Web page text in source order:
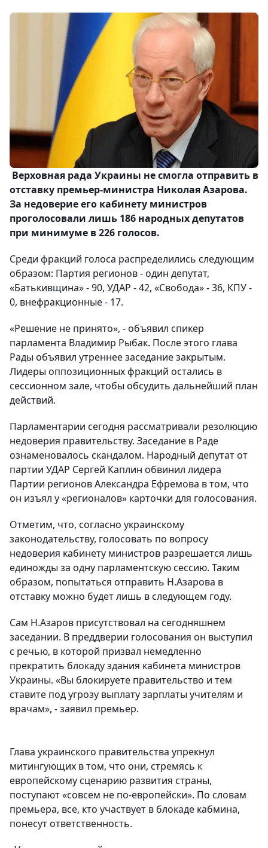
Верховная рада Украины не смогла отправить в
отставку премьер-министра Николая Азарова.
За недоверие его кабинету министров
проголосовали лишь 186 народных депутатов
при минимуме в 226 голосов.
Среди фракций голоса распределились следующим
образом: Партия регионов - один депутат,
«Батькивщина» - 90, УДАР - 42, «Свобода» - 36, КПУ -
0, внефракционные - 17.
«Решение не принято», - объявил спикер
парламента Владимир Рыбак. После этого глава
Рады объявил утреннее заседание закрытым.
Лидеры оппозиционных фракций остались в
сессионном зале, чтобы обсудить дальнейший план
действий.
Парламентарии сегодня рассматривали резолюцию
недоверия правительству. Заседание в Раде
ознаменовалось скандалом. Народный депутат от
партии УДАР Сергей Каплин обвинил лидера
Партии регионов Александра Ефремова в том, что
он изъял у «регионалов» карточки для голосования.
Отметим, что, согласно украинскому
законодательству, голосовать по вопросу
недоверия кабинету министров разрешается лишь
единожды за одну парламентскую сессию. Таким
образом, попытаться отправить Н.Азарова в
отставку можно будет лишь в следующем году.
Сам Н.Азаров присутствовал на сегодняшнем
заседании. В преддверии голосования он выступил
с речью, в которой призвал немедленно
прекратить блокаду здания кабинета министров
Украины. «Вы блокируете правительство и тем
ставите под угрозу выплату зарплаты учителям и
врачам», - заявил премьер.
Глава украинского правительства упрекнул
митингующих в том, что они, стремясь к
европейскому сценарию развития страны,
поступают «совсем не по-европейски». По словам
премьера, все, кто участвует в блокаде кабмина,
понесут ответственность.